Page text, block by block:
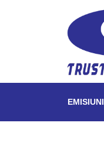
EMISIUNI